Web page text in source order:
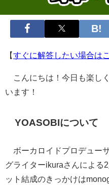
【すぐに解答したい場合は
こんにちは！今日も楽し
います！
YOASOBIについて
ボーカロイドプロデュー
グライターikuraさんによる
ット結成のきっかけは